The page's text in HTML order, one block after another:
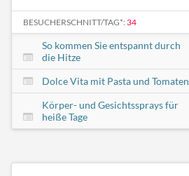
BESUCHERSCHNITT/TAG*: 34
So kommen Sie entspannt durch
die Hitze
Dolce Vita mit Pasta und Tomaten
Körper- und Gesichtssprays für
heiße Tage